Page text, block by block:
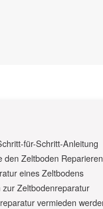
für-Schritt-Anleitung
Zeltboden Reparieren
eines Zeltbodens
Zeltbodenreparatur
vermieden